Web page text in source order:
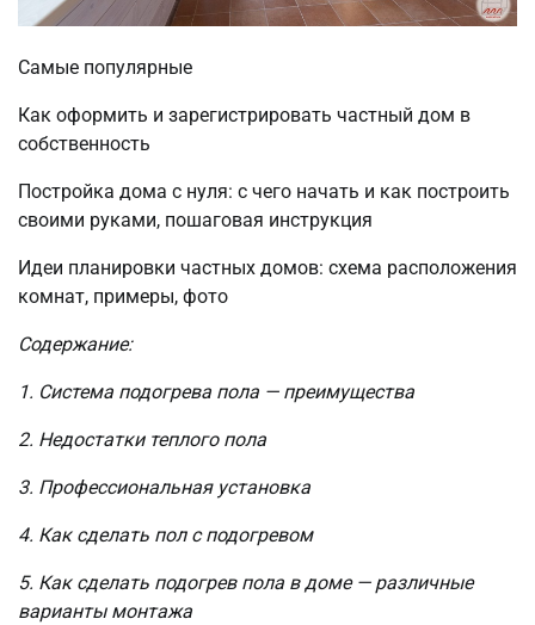
Самые популярные
Как оформить и зарегистрировать частный дом в
собственность
Постройка дома с нуля: с чего начать и как построить
своими руками, пошаговая инструкция
Идеи планировки частных домов: схема расположения
комнат, примеры, фото
Содержание:
1. Система подогрева пола — преимущества
2. Недостатки теплого пола
3. Профессиональная установка
4. Как сделать пол с подогревом
5. Как сделать подогрев пола в доме — различные
варианты монтажа